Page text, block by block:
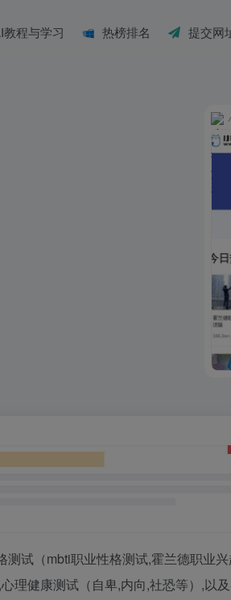
教程与学习 热榜排名 提交网
试（mbti职业性格测试,霍兰德职业
理健康测试（自卑,内向,社恐等）,以